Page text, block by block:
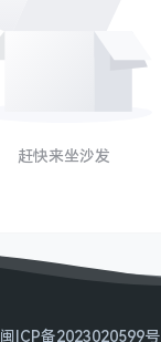
赶快来坐沙发
闽ICP备2023020599号